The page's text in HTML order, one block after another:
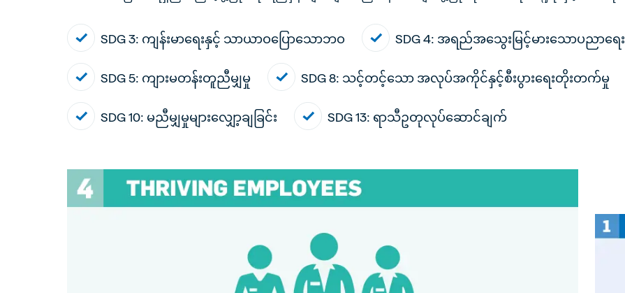
SDG 3: ကျန်းမာရေးနှင့် သာယာဝပြောသောဘဝ SDG 4: အရည်အသွေးမြင့်မားသောပညာရေး
SDG 5: ကျားမတန်းတူညီမျှမှု SDG 8: သင့်တင့်သော အလုပ်အကိုင်နှင့်စီးပွားရေးတိုးတက်မှု
SDG 10: မညီမျှမှုများလျှော့ချခြင်း SDG 13: ရာသီဥတုလုပ်ဆောင်ချက်